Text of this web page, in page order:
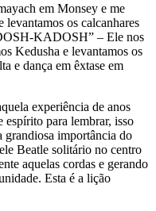
em Monsey e me
os calcanhares
KADOSH” – Ele nos
Kedusha e levantamos os
e dança em êxtase em
experiência de anos
espírito para lembrar, isso
grandiosa importância do
Beatle solitário no centro
aquelas cordas e gerando
Esta é a lição